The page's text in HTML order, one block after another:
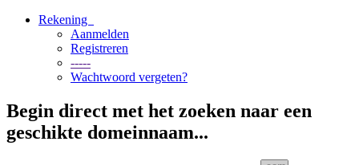
Rekening
Aanmelden
Registreren
-----
Wachtwoord vergeten?
Begin direct met het zoeken naar een
geschikte domeinnaam...